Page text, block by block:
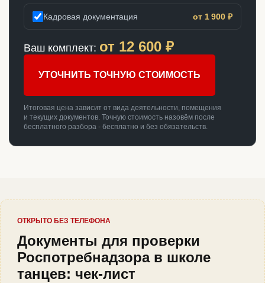
Кадровая документация от 1 900 ₽
Ваш комплект: от 12 600 ₽
УТОЧНИТЬ ТОЧНУЮ СТОИМОСТЬ
Итоговая цена зависит от вида деятельности, помещения
и текущих документов. Точную стоимость назовём после
бесплатного разбора - бесплатно и без обязательств.
ОТКРЫТО БЕЗ ТЕЛЕФОНА
Документы для проверки
Роспотребнадзора в школе
танцев: чек-лист